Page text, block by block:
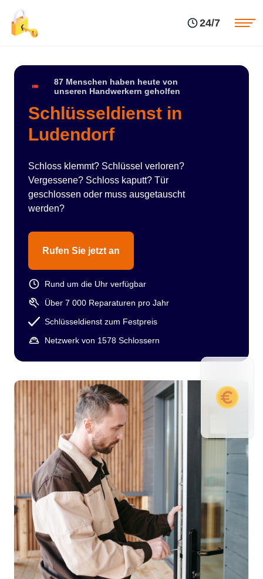
24/7
87 Menschen haben heute von
unseren Handwerkern geholfen
Schlüsseldienst in
Ludendorf
Schloss klemmt? Schlüssel verloren?
Vergessene? Schloss kaputt? Tür
geschlossen oder muss ausgetauscht
werden?
Rufen Sie jetzt an
Rund um die Uhr verfügbar
Über 7 000 Reparaturen pro Jahr
Schlüsseldienst zum Festpreis
Netzwerk von 1578 Schlossern